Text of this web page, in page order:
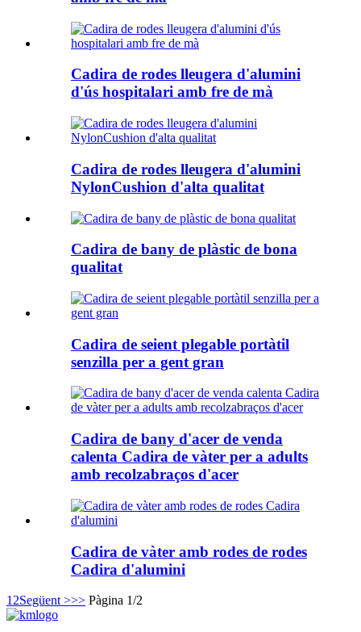
Cadira de rodes lleugera d'alumini
d'ús hospitalari amb fre de mà
Cadira de rodes lleugera d'alumini
NylonCushion d'alta qualitat
Cadira de bany de plàstic de bona
qualitat
Cadira de seient plegable portàtil
senzilla per a gent gran
Cadira de bany d'acer de venda
calenta Cadira de vàter per a adults
amb recolzabraços d'acer
Cadira de vàter amb rodes de rodes
Cadira d'alumini
1 2Següent >>> Pàgina 1/2